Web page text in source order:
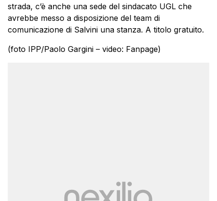
strada, c’è anche una sede del sindacato UGL che
avrebbe messo a disposizione del team di
comunicazione di Salvini una stanza. A titolo gratuito.
(foto IPP/Paolo Gargini – video: Fanpage)